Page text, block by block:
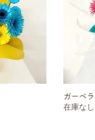
ガーベ
在庫なし